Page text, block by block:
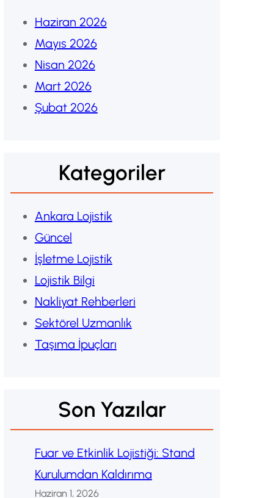
Haziran 2026
Mayıs 2026
Nisan 2026
Mart 2026
Şubat 2026
Kategoriler
Ankara Lojistik
Güncel
İşletme Lojistik
Lojistik Bilgi
Nakliyat Rehberleri
Sektörel Uzmanlık
Taşıma İpuçları
Son Yazılar
Fuar ve Etkinlik Lojistiği: Stand
Kurulumdan Kaldırıma
Haziran 1, 2026